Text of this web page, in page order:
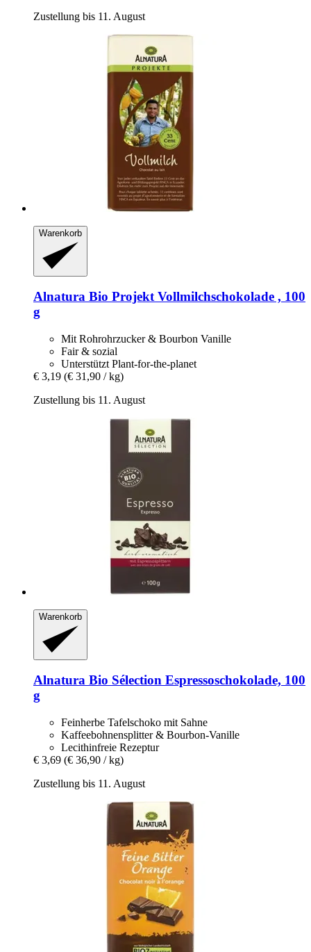
Zustellung bis 11. August
Warenkorb
Alnatura Bio Projekt Vollmilchschokolade , 100
g
Mit Rohrohrzucker & Bourbon Vanille
Fair & sozial
Unterstützt Plant-for-the-planet
€ 3,19 (€ 31,90 / kg)
Zustellung bis 11. August
Warenkorb
Alnatura Bio Sélection Espressoschokolade, 100
g
Feinherbe Tafelschoko mit Sahne
Kaffeebohnensplitter & Bourbon-Vanille
Lecithinfreie Rezeptur
€ 3,69 (€ 36,90 / kg)
Zustellung bis 11. August